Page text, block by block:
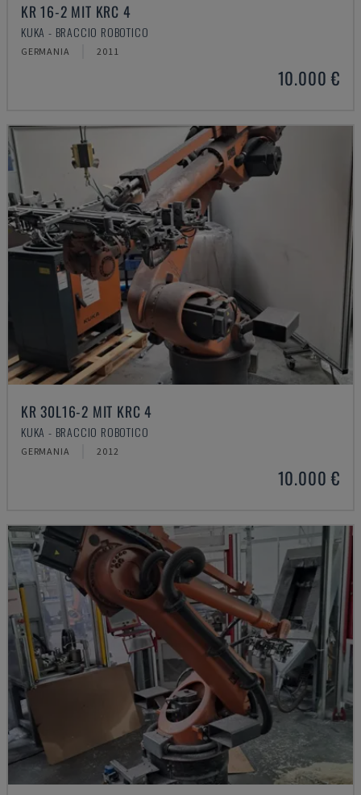
KR 16-2 MIT KRC 4
KUKA - BRACCIO ROBOTICO
GERMANIA 2011
10.000 €
KR 30L16-2 MIT KRC 4
KUKA - BRACCIO ROBOTICO
GERMANIA 2012
10.000 €